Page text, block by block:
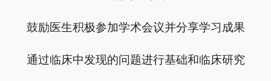
鼓励医生积极参加学术会议并分享学习成果
通过临床中发现的问题进行基础和临床研究